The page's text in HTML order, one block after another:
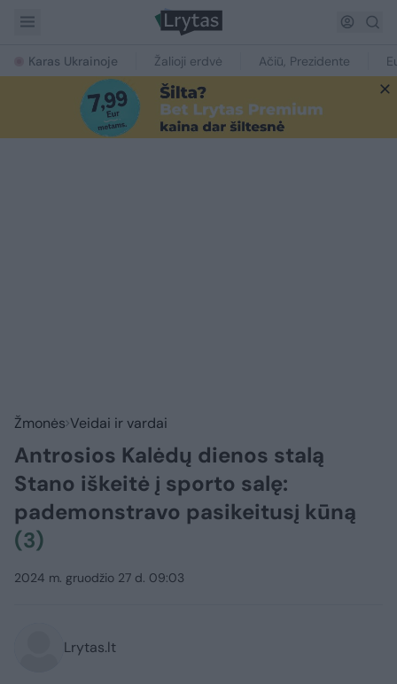
Karas Ukrainoje Žalioji erdvė Ačiū, Prezidente
Žmonės Veidai ir vardai
Antrosios Kalėdų dienos stalą
Stano iškeitė į sporto salę:
pademonstravo pasikeitusį kūną
(3)
2024 m. gruodžio 27 d. 09:03
Lrytas.lt